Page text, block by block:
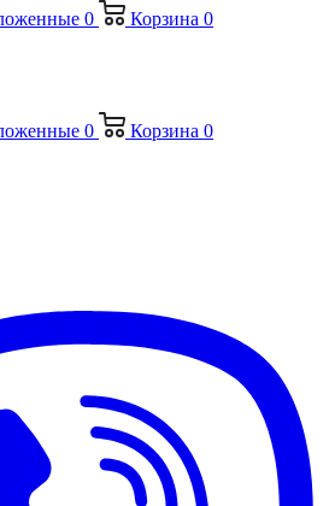
0 Корзина 0
0 Корзина 0